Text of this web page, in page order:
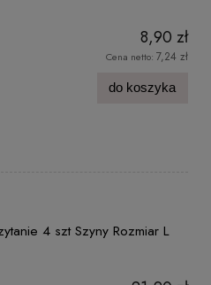
8,90 zł
Cena netto: 7,24 zł
do koszyka
4 szt Szyny Rozmiar L